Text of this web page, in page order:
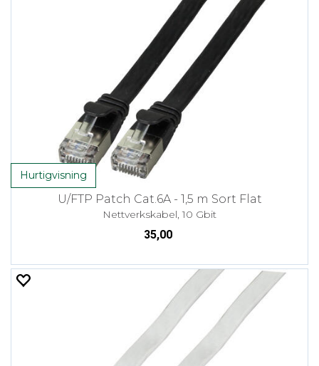
Hurtigvisning
U/FTP Patch Cat.6A - 1,5 m Sort Flat
Nettverkskabel, 10 Gbit
35,00